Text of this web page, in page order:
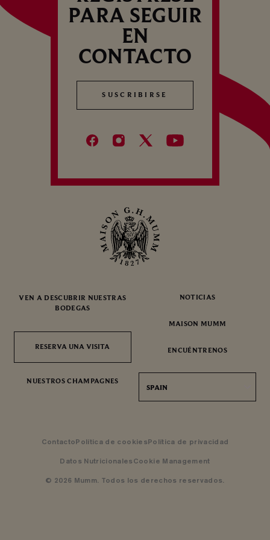
PARA SEGUIR
EN
CONTACTO
SUSCRIBIRSE
SUSCRIBIRSE
VEN A DESCUBRIR NUESTRAS
BODEGAS
RESERVA UNA VISITA
RESERVA UNA VISITA
NUESTROS CHAMPAGNES
NOTICIAS
MAISON MUMM
ENCUÉNTRENOS
SPAIN
ContactoPolítica de cookiesPolítica de privacidad
Datos Nutricionales Cookie Management
© 2026 Mumm. Todos los derechos reservados.